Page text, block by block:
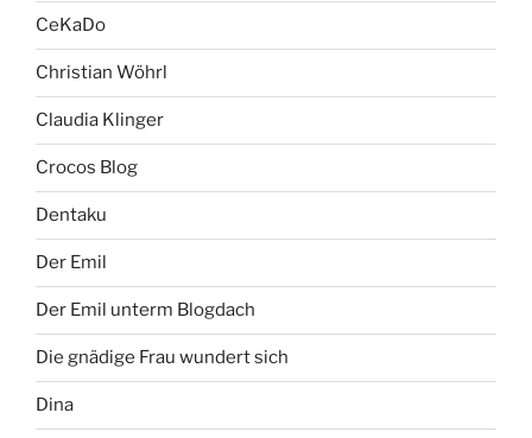
CeKaDo
Christian Wöhrl
Claudia Klinger
Crocos Blog
Dentaku
Der Emil
Der Emil unterm Blogdach
Die gnädige Frau wundert sich
Dina